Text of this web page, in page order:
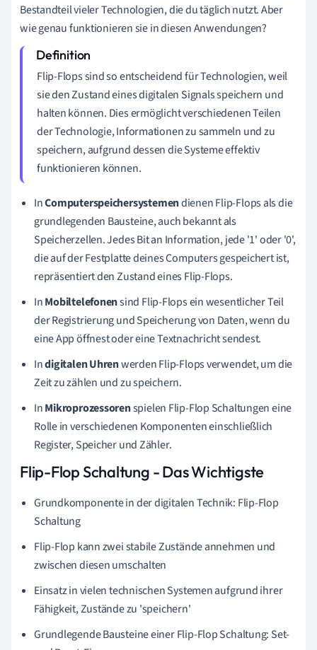
Bestandteil vieler Technologien, die du täglich nutzt. Aber
wie genau funktionieren sie in diesen Anwendungen?
Flip-Flops sind so entscheidend für Technologien, weil
sie den Zustand eines digitalen Signals speichern und
halten können. Dies ermöglicht verschiedenen Teilen
der Technologie, Informationen zu sammeln und zu
speichern, aufgrund dessen die Systeme effektiv
funktionieren können.
InComputerspeichersystemendienen Flip-Flops als die
grundlegenden Bausteine, auch bekannt als
Speicherzellen. Jedes Bit an Information, jede '1' oder '0',
die auf der Festplatte deines Computers gespeichert ist,
repräsentiert den Zustand eines Flip-Flops.
InMobiltelefonensind Flip-Flops ein wesentlicher Teil
der Registrierung und Speicherung von Daten, wenn du
eine App öffnest oder eine Textnachricht sendest.
Indigitalen Uhrenwerden Flip-Flops verwendet, um die
Zeit zu zählen und zu speichern.
InMikroprozessorenspielen Flip-Flop Schaltungen eine
Rolle in verschiedenen Komponenten einschließlich
Register, Speicher und Zähler.
Flip-Flop Schaltung - Das Wichtigste
Grundkomponente in der digitalen Technik: Flip-Flop
Schaltung
Flip-Flop kann zwei stabile Zustände annehmen und
zwischen diesen umschalten
Einsatz in vielen technischen Systemen aufgrund ihrer
Fähigkeit, Zustände zu 'speichern'
Grundlegende Bausteine einer Flip-Flop Schaltung: Set-